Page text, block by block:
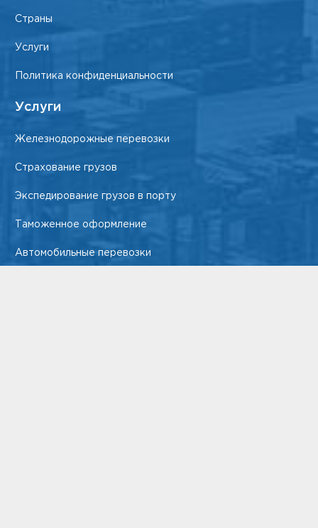
Страны
Услуги
Политика конфиденциальности
Услуги
Железнодорожные перевозки
Страхование грузов
Экспедирование грузов в порту
Таможенное оформление
Автомобильные перевозки